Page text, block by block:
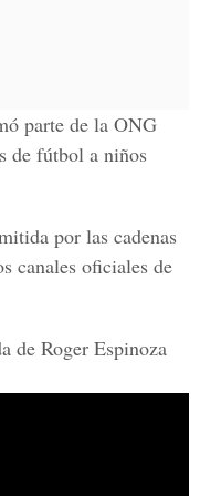
parte de la ONG
de fútbol a niños
por las cadenas
canales oficiales de
de Roger Espinoza